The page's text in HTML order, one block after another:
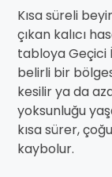
Kısa süreli
çıkan kalıcı
tabloya Geçici
belirli bir
kesilir ya da
yoksunluğu
kısa sürer,
kaybolur.